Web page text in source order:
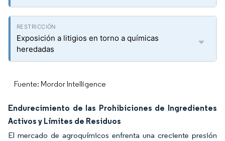
Exposición a litigios en torno a químicas
heredadas
Fuente: Mordor Intelligence
Endurecimiento de las Prohibiciones de Ingredientes
Activos y Límites de Residuos
El mercado de agroquímicos enfrenta una creciente presión